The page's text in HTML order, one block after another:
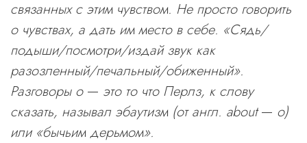
связанных с этим чувством. Не просто говорить
о чувствах, а дать им место в себе. «Сядь/
подыши/посмотри/издай звук как
разозленный/печальный/обиженный».
Разговоры о — это то что Перлз, к слову
сказать, называл эбаутизм (от англ. about— о)
или «бычьим дерьмом».